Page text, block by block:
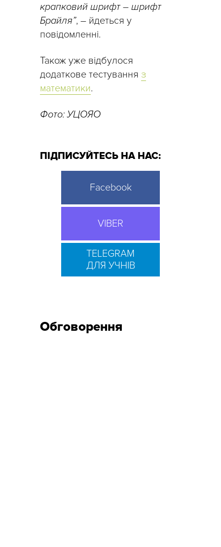
крапковий шрифт– шрифт
Брайля”, – йдеться у
повідомленні.
Також уже відбулося
додаткове тестування з
математики.
Фото: УЦОЯО
ПІДПИСУЙТЕСЬ НА НАС:
Facebook
VIBER
TELEGRAM
ДЛЯ УЧНІВ
Обговорення